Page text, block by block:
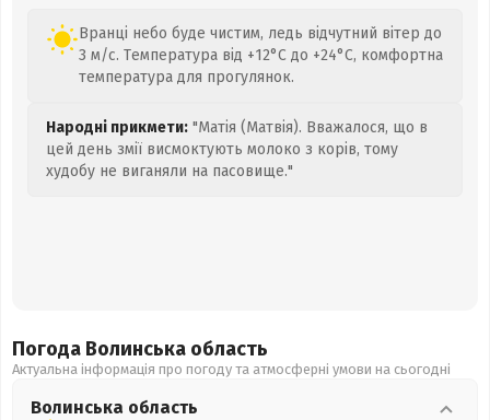
Вранці небо буде чистим, ледь відчутний вітер до
3 м/с. Температура від +12°C до +24°C, комфортна
температура для прогулянок.
Народні прикмети: "Матія (Матвія). Вважалося, що в
цей день змії висмоктують молоко з корів, тому
худобу не виганяли на пасовище."
Погода Волинська область
Актуальна інформація про погоду та атмосферні умови на сьогодні
Волинська область